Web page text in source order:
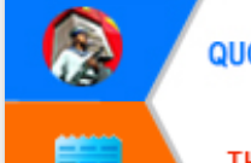
tay làm sạch môi trường
Xã Ea Kar bước chuyển mình trong
công tác cải cách hành chính mô hình
UBND tỉnh họp báo định kỳ tháng 4
năm 2026